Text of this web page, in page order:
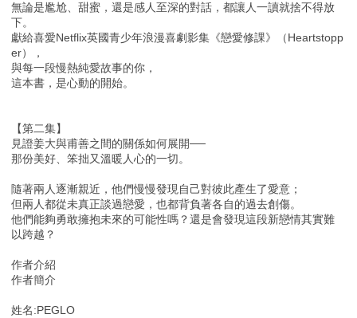
無論是尷尬、甜蜜，還是感人至深的對話，都讓人一讀就捨不得放
下。
獻給喜愛Netflix英國青少年浪漫喜劇影集《戀愛修課》（Heartstopp
er），
與每一段慢熱純愛故事的你，
這本書，是心動的開始。
【第二集】
見證姜大與甫善之間的關係如何展開──
那份美好、笨拙又溫暖人心的一切。
隨著兩人逐漸親近，他們慢慢發現自己對彼此產生了愛意；
但兩人都從未真正談過戀愛，也都背負著各自的過去創傷。
他們能夠勇敢擁抱未來的可能性嗎？還是會發現這段新戀情其實難
以跨越？
作者介紹
作者簡介
姓名:PEGLO